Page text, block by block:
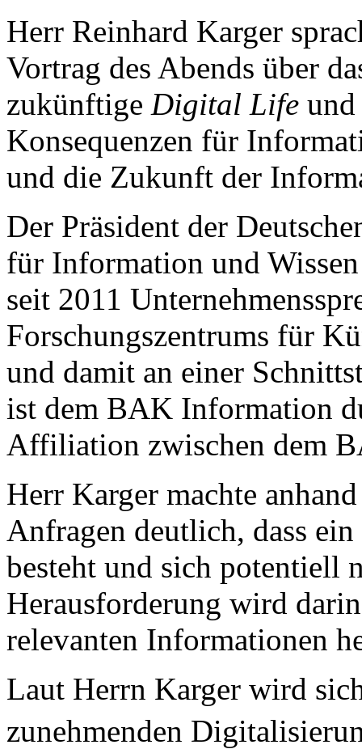
Herr Reinhard Karger
Vortrag des Abends über
zukünftige Digital Life und
Konsequenzen für
und die Zukunft der
Der Präsident der
für Information und
seit 2011
Forschungszentrums für
und damit an einer
ist dem BAK Information
Affiliation zwischen dem
Herr Karger machte
Anfragen deutlich, dass
besteht und sich potentiell
Herausforderung wird
relevanten Informationen
Laut Herrn Karger wird
zunehmenden